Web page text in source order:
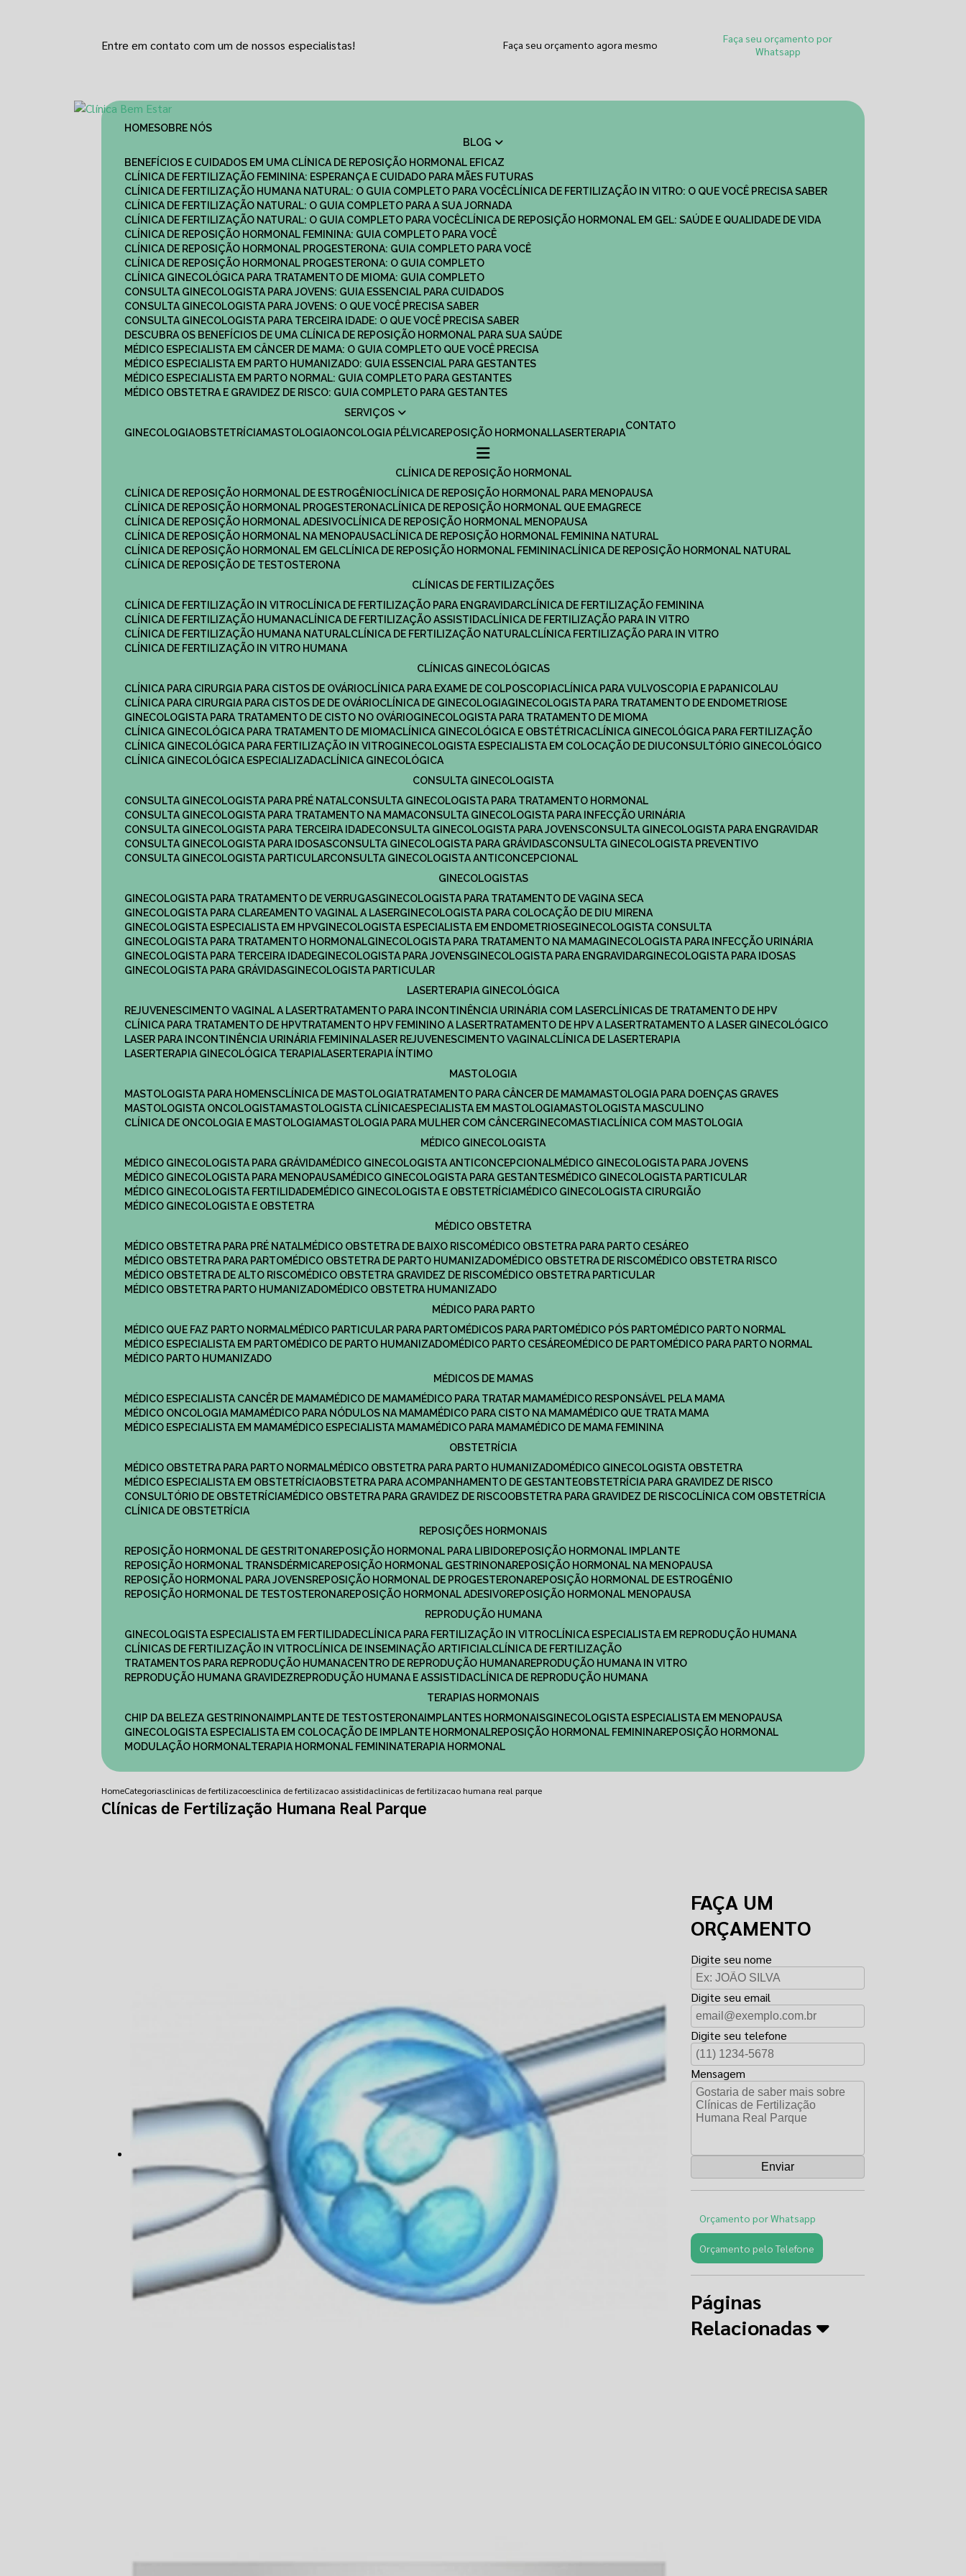
Entre em contato com um de nossos especialistas! Faça seu orçamento agora mesmo
Faça seu orçamento por
Whatsapp
HOME
SOBRE NÓS
BLOG
BENEFÍCIOS E CUIDADOS EM UMA CLÍNICA DE REPOSIÇÃO HORMONAL EFICAZ
CLÍNICA DE FERTILIZAÇÃO FEMININA: ESPERANÇA E CUIDADO PARA MÃES FUTURAS
CLÍNICA DE FERTILIZAÇÃO HUMANA NATURAL: O GUIA COMPLETO PARA VOCÊ
CLÍNICA DE FERTILIZAÇÃO IN VITRO: O QUE VOCÊ PRECISA SABER
CLÍNICA DE FERTILIZAÇÃO NATURAL: O GUIA COMPLETO PARA A SUA JORNADA
CLÍNICA DE FERTILIZAÇÃO NATURAL: O GUIA COMPLETO PARA VOCÊ
CLÍNICA DE REPOSIÇÃO HORMONAL EM GEL: SAÚDE E QUALIDADE DE VIDA
CLÍNICA DE REPOSIÇÃO HORMONAL FEMININA: GUIA COMPLETO PARA VOCÊ
CLÍNICA DE REPOSIÇÃO HORMONAL PROGESTERONA: GUIA COMPLETO PARA VOCÊ
CLÍNICA DE REPOSIÇÃO HORMONAL PROGESTERONA: O GUIA COMPLETO
CLÍNICA GINECOLÓGICA PARA TRATAMENTO DE MIOMA: GUIA COMPLETO
CONSULTA GINECOLOGISTA PARA JOVENS: GUIA ESSENCIAL PARA CUIDADOS
CONSULTA GINECOLOGISTA PARA JOVENS: O QUE VOCÊ PRECISA SABER
CONSULTA GINECOLOGISTA PARA TERCEIRA IDADE: O QUE VOCÊ PRECISA SABER
DESCUBRA OS BENEFÍCIOS DE UMA CLÍNICA DE REPOSIÇÃO HORMONAL PARA SUA SAÚDE
MÉDICO ESPECIALISTA EM CÂNCER DE MAMA: O GUIA COMPLETO QUE VOCÊ PRECISA
MÉDICO ESPECIALISTA EM PARTO HUMANIZADO: GUIA ESSENCIAL PARA GESTANTES
MÉDICO ESPECIALISTA EM PARTO NORMAL: GUIA COMPLETO PARA GESTANTES
MÉDICO OBSTETRA E GRAVIDEZ DE RISCO: GUIA COMPLETO PARA GESTANTES
SERVIÇOS
GINECOLOGIA
OBSTETRÍCIA MASTOLOGIA ONCOLOGIA PÉLVICA REPOSIÇÃO HORMONAL LASERTERAPIA
CONTATO
CLÍNICA DE REPOSIÇÃO HORMONAL
CLÍNICA DE REPOSIÇÃO HORMONAL DE ESTROGÊNIO
CLÍNICA DE REPOSIÇÃO HORMONAL PARA MENOPAUSA
CLÍNICA DE REPOSIÇÃO HORMONAL PROGESTERONA
CLÍNICA DE REPOSIÇÃO HORMONAL QUE EMAGRECE
CLÍNICA DE REPOSIÇÃO HORMONAL ADESIVO
CLÍNICA DE REPOSIÇÃO HORMONAL MENOPAUSA
CLÍNICA DE REPOSIÇÃO HORMONAL NA MENOPAUSA
CLÍNICA DE REPOSIÇÃO HORMONAL FEMININA NATURAL
CLÍNICA DE REPOSIÇÃO HORMONAL EM GEL
CLÍNICA DE REPOSIÇÃO HORMONAL FEMININA
CLÍNICA DE REPOSIÇÃO HORMONAL NATURAL
CLÍNICA DE REPOSIÇÃO DE TESTOSTERONA
CLÍNICAS DE FERTILIZAÇÕES
CLÍNICA DE FERTILIZAÇÃO IN VITRO
CLÍNICA DE FERTILIZAÇÃO PARA ENGRAVIDAR
CLÍNICA DE FERTILIZAÇÃO FEMININA
CLÍNICA DE FERTILIZAÇÃO HUMANA
CLÍNICA DE FERTILIZAÇÃO ASSISTIDA
CLÍNICA DE FERTILIZAÇÃO PARA IN VITRO
CLÍNICA DE FERTILIZAÇÃO HUMANA NATURAL
CLÍNICA DE FERTILIZAÇÃO NATURAL
CLÍNICA FERTILIZAÇÃO PARA IN VITRO
CLÍNICA DE FERTILIZAÇÃO IN VITRO HUMANA
CLÍNICAS GINECOLÓGICAS
CLÍNICA PARA CIRURGIA PARA CISTOS DE OVÁRIO
CLÍNICA PARA EXAME DE COLPOSCOPIA
CLÍNICA PARA VULVOSCOPIA E PAPANICOLAU
CLÍNICA PARA CIRURGIA PARA CISTOS DE DE OVÁRIO
CLÍNICA DE GINECOLOGIA
GINECOLOGISTA PARA TRATAMENTO DE ENDOMETRIOSE
GINECOLOGISTA PARA TRATAMENTO DE CISTO NO OVÁRIO
GINECOLOGISTA PARA TRATAMENTO DE MIOMA
CLÍNICA GINECOLÓGICA PARA TRATAMENTO DE MIOMA
CLÍNICA GINECOLÓGICA E OBSTÉTRICA
CLÍNICA GINECOLÓGICA PARA FERTILIZAÇÃO
CLÍNICA GINECOLÓGICA PARA FERTILIZAÇÃO IN VITRO
GINECOLOGISTA ESPECIALISTA EM COLOCAÇÃO DE DIU
CONSULTÓRIO GINECOLÓGICO
CLÍNICA GINECOLÓGICA ESPECIALIZADA
CLÍNICA GINECOLÓGICA
CONSULTA GINECOLOGISTA
CONSULTA GINECOLOGISTA PARA PRÉ NATAL
CONSULTA GINECOLOGISTA PARA TRATAMENTO HORMONAL
CONSULTA GINECOLOGISTA PARA TRATAMENTO NA MAMA
CONSULTA GINECOLOGISTA PARA INFECÇÃO URINÁRIA
CONSULTA GINECOLOGISTA PARA TERCEIRA IDADE
CONSULTA GINECOLOGISTA PARA JOVENS
CONSULTA GINECOLOGISTA PARA ENGRAVIDAR
CONSULTA GINECOLOGISTA PARA IDOSAS
CONSULTA GINECOLOGISTA PARA GRÁVIDAS
CONSULTA GINECOLOGISTA PREVENTIVO
CONSULTA GINECOLOGISTA PARTICULAR
CONSULTA GINECOLOGISTA ANTICONCEPCIONAL
GINECOLOGISTAS
GINECOLOGISTA PARA TRATAMENTO DE VERRUGAS
GINECOLOGISTA PARA TRATAMENTO DE VAGINA SECA
GINECOLOGISTA PARA CLAREAMENTO VAGINAL A LASER
GINECOLOGISTA PARA COLOCAÇÃO DE DIU MIRENA
GINECOLOGISTA ESPECIALISTA EM HPV
GINECOLOGISTA ESPECIALISTA EM ENDOMETRIOSE
GINECOLOGISTA CONSULTA
GINECOLOGISTA PARA TRATAMENTO HORMONAL
GINECOLOGISTA PARA TRATAMENTO NA MAMA
GINECOLOGISTA PARA INFECÇÃO URINÁRIA
GINECOLOGISTA PARA TERCEIRA IDADE
GINECOLOGISTA PARA JOVENS GINECOLOGISTA PARA ENGRAVIDAR
GINECOLOGISTA PARA IDOSAS
GINECOLOGISTA PARA GRÁVIDAS
GINECOLOGISTA PARTICULAR
LASERTERAPIA GINECOLÓGICA
REJUVENESCIMENTO VAGINAL A LASER
TRATAMENTO PARA INCONTINÊNCIA URINÁRIA COM LASER
CLÍNICAS DE TRATAMENTO DE HPV
CLÍNICA PARA TRATAMENTO DE HPV
TRATAMENTO HPV FEMININO A LASER TRATAMENTO DE HPV A LASER
TRATAMENTO A LASER GINECOLÓGICO
LASER PARA INCONTINÊNCIA URINÁRIA FEMININA LASER REJUVENESCIMENTO VAGINAL
CLÍNICA DE LASERTERAPIA
LASERTERAPIA GINECOLÓGICA TERAPIA LASERTERAPIA ÍNTIMO
MASTOLOGIA
MASTOLOGISTA PARA HOMENS
CLÍNICA DE MASTOLOGIA TRATAMENTO PARA CÂNCER DE MAMA
MASTOLOGIA PARA DOENÇAS GRAVES
MASTOLOGISTA ONCOLOGISTA
MASTOLOGISTA CLÍNICA ESPECIALISTA EM MASTOLOGIA
MASTOLOGISTA MASCULINO
CLÍNICA DE ONCOLOGIA E MASTOLOGIA
MASTOLOGIA PARA MULHER COM CÂNCER GINECOMASTIA
CLÍNICA COM MASTOLOGIA
MÉDICO GINECOLOGISTA
MÉDICO GINECOLOGISTA PARA GRÁVIDA
MÉDICO GINECOLOGISTA ANTICONCEPCIONAL
MÉDICO GINECOLOGISTA PARA JOVENS
MÉDICO GINECOLOGISTA PARA MENOPAUSA
MÉDICO GINECOLOGISTA PARA GESTANTES
MÉDICO GINECOLOGISTA PARTICULAR
MÉDICO GINECOLOGISTA FERTILIDADE
MÉDICO GINECOLOGISTA E OBSTETRÍCIA
MÉDICO GINECOLOGISTA CIRURGIÃO
MÉDICO GINECOLOGISTA E OBSTETRA
MÉDICO OBSTETRA
MÉDICO OBSTETRA PARA PRÉ NATAL
MÉDICO OBSTETRA DE BAIXO RISCO
MÉDICO OBSTETRA PARA PARTO CESÁREO
MÉDICO OBSTETRA PARA PARTO
MÉDICO OBSTETRA DE PARTO HUMANIZADO MÉDICO OBSTETRA DE RISCO
MÉDICO OBSTETRA RISCO
MÉDICO OBSTETRA DE ALTO RISCO
MÉDICO OBSTETRA GRAVIDEZ DE RISCO
MÉDICO OBSTETRA PARTICULAR
MÉDICO OBSTETRA PARTO HUMANIZADO
MÉDICO OBSTETRA HUMANIZADO
MÉDICO PARA PARTO
MÉDICO QUE FAZ PARTO NORMAL
MÉDICO PARTICULAR PARA PARTO MÉDICOS PARA PARTO MÉDICO PÓS PARTO
MÉDICO PARTO NORMAL
MÉDICO ESPECIALISTA EM PARTO
MÉDICO DE PARTO HUMANIZADO MÉDICO PARTO CESÁREO MÉDICO DE PARTO
MÉDICO PARA PARTO NORMAL
MÉDICO PARTO HUMANIZADO
MÉDICOS DE MAMAS
MÉDICO ESPECIALISTA CANCÊR DE MAMA
MÉDICO DE MAMA MÉDICO PARA TRATAR MAMA
MÉDICO RESPONSÁVEL PELA MAMA
MÉDICO ONCOLOGIA MAMA
MÉDICO PARA NÓDULOS NA MAMA MÉDICO PARA CISTO NA MAMA
MÉDICO QUE TRATA MAMA
MÉDICO ESPECIALISTA EM MAMA
MÉDICO ESPECIALISTA MAMA MÉDICO PARA MAMA
MÉDICO DE MAMA FEMININA
OBSTETRÍCIA
MÉDICO OBSTETRA PARA PARTO NORMAL
MÉDICO OBSTETRA PARA PARTO HUMANIZADO
MÉDICO GINECOLOGISTA OBSTETRA
MÉDICO ESPECIALISTA EM OBSTETRÍCIA
OBSTETRA PARA ACOMPANHAMENTO DE GESTANTE
OBSTETRÍCIA PARA GRAVIDEZ DE RISCO
CONSULTÓRIO DE OBSTETRÍCIA
MÉDICO OBSTETRA PARA GRAVIDEZ DE RISCO OBSTETRA PARA GRAVIDEZ DE RISCO
CLÍNICA COM OBSTETRÍCIA
CLÍNICA DE OBSTETRÍCIA
REPOSIÇÕES HORMONAIS
REPOSIÇÃO HORMONAL DE GESTRITONA
REPOSIÇÃO HORMONAL PARA LIBIDO
REPOSIÇÃO HORMONAL IMPLANTE
REPOSIÇÃO HORMONAL TRANSDÉRMICA
REPOSIÇÃO HORMONAL GESTRINONA
REPOSIÇÃO HORMONAL NA MENOPAUSA
REPOSIÇÃO HORMONAL PARA JOVENS
REPOSIÇÃO HORMONAL DE PROGESTERONA
REPOSIÇÃO HORMONAL DE ESTROGÊNIO
REPOSIÇÃO HORMONAL DE TESTOSTERONA
REPOSIÇÃO HORMONAL ADESIVO
REPOSIÇÃO HORMONAL MENOPAUSA
REPRODUÇÃO HUMANA
GINECOLOGISTA ESPECIALISTA EM FERTILIDADE
CLÍNICA PARA FERTILIZAÇÃO IN VITRO
CLÍNICA ESPECIALISTA EM REPRODUÇÃO HUMANA
CLÍNICAS DE FERTILIZAÇÃO IN VITRO
CLÍNICA DE INSEMINAÇÃO ARTIFICIAL
CLÍNICA DE FERTILIZAÇÃO
TRATAMENTOS PARA REPRODUÇÃO HUMANA
CENTRO DE REPRODUÇÃO HUMANA
REPRODUÇÃO HUMANA IN VITRO
REPRODUÇÃO HUMANA GRAVIDEZ
REPRODUÇÃO HUMANA E ASSISTIDA
CLÍNICA DE REPRODUÇÃO HUMANA
TERAPIAS HORMONAIS
CHIP DA BELEZA GESTRINONA IMPLANTE DE TESTOSTERONA IMPLANTES HORMONAIS
GINECOLOGISTA ESPECIALISTA EM MENOPAUSA
GINECOLOGISTA ESPECIALISTA EM COLOCAÇÃO DE IMPLANTE HORMONAL
REPOSIÇÃO HORMONAL FEMININA
REPOSIÇÃO HORMONAL
MODULAÇÃO HORMONAL
TERAPIA HORMONAL FEMININA TERAPIA HORMONAL
HomeCategoriasclinicas de fertilizacoesclinica de fertilizacao assistidaclinicas de fertilizacao humana real parque
Clínicas de Fertilização Humana Real Parque
FAÇA UM
ORÇAMENTO
Digite seu nome
Digite seu email
Digite seu telefone
Mensagem
Orçamento por Whatsapp
Orçamento pelo Telefone
Páginas
Relacionadas